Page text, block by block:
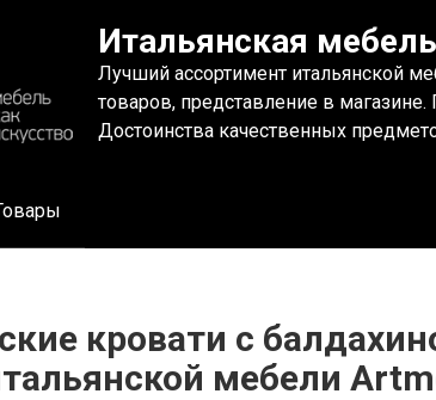
Итальянская
Лучший ассортимент итальянской
товаров, представление в
Достоинства качественных
кровати с
мебели